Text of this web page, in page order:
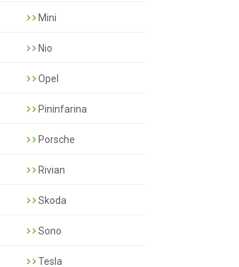
Mini
Nio
Opel
Pininfarina
Porsche
Rivian
Skoda
Sono
Tesla